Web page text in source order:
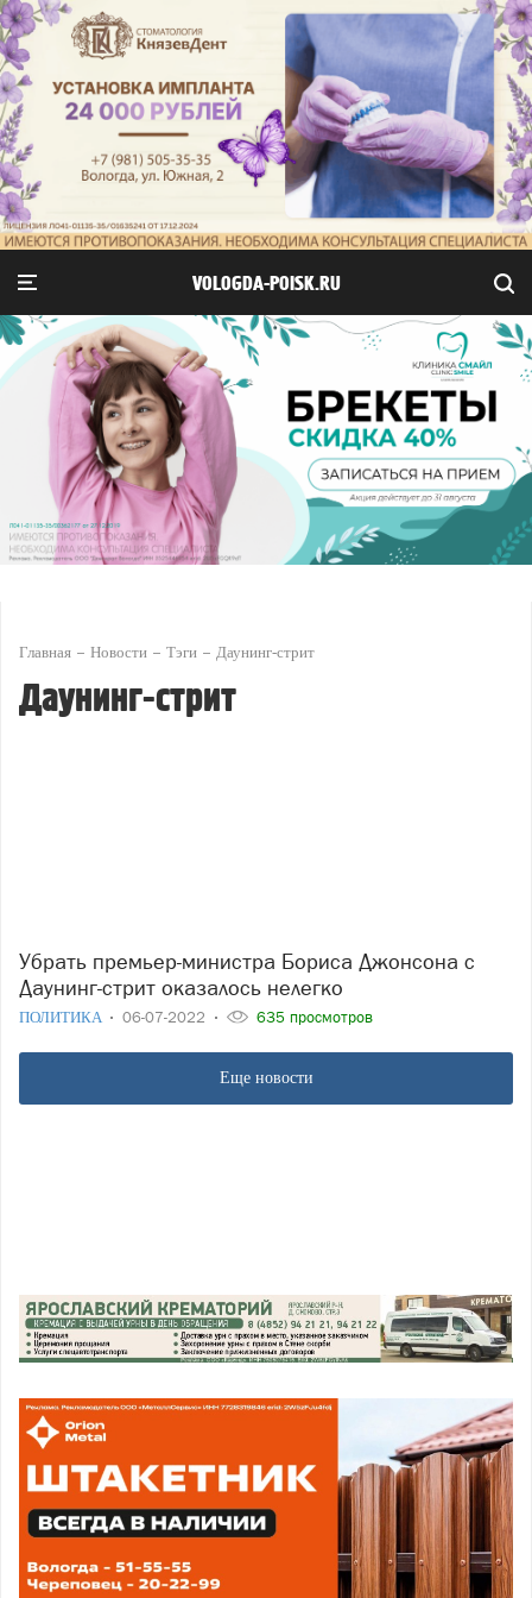
VOLOGDA-POISK.RU
Главная Новости Тэги Даунинг-стрит
Даунинг-стрит
Убрать премьер-министра Бориса Джонсона с
Даунинг-стрит оказалось нелегко
ПОЛИТИКА 06-07-2022 635 просмотров
Еще новости